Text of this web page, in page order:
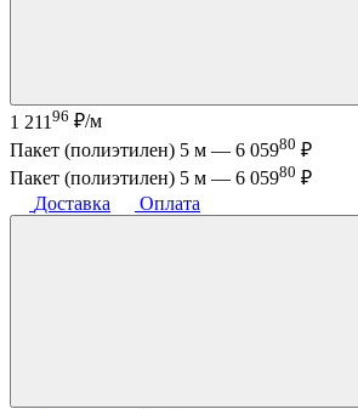
1 211 96 ₽/м
Пакет (полиэтилен) 5 м — 6 05980 ₽
Пакет (полиэтилен) 5 м — 6 05980 ₽
Доставка
Оплата